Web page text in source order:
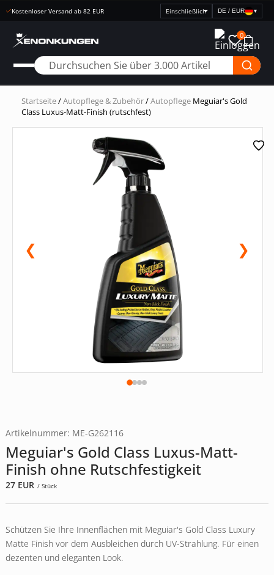
Kostenloser Versand ab 82 EUR
PreisanzeigeDE / EUR ▾
0
Startseite/Autopflege & Zubehör/Autopflege Meguiar's Gold
Class Luxus-Matt-Finish (rutschfest)
❮ ❯
Artikelnummer: ME-G262116
Meguiar's Gold Class Luxus-Matt-
Finish ohne Rutschfestigkeit
27 EUR / Stück
Schützen Sie Ihre Innenflächen mit Meguiar's Gold Class Luxury
Matte Finish vor dem Ausbleichen durch UV-Strahlung. Für einen
dezenten und eleganten Look.